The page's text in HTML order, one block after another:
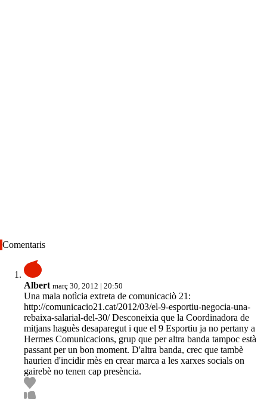
Comentaris
Albert març 30, 2012 | 20:50
Una mala notìcia extreta de comunicaciò 21:
http://comunicacio21.cat/2012/03/el-9-esportiu-negocia-una-
rebaixa-salarial-del-30/ Desconeixia que la Coordinadora de
mitjans haguès desaparegut i que el 9 Esportiu ja no pertany a
Hermes Comunicacions, grup que per altra banda tampoc està
passant per un bon moment. D'altra banda, crec que tambè
haurien d'incidir mès en crear marca a les xarxes socials on
gairebè no tenen cap presència.